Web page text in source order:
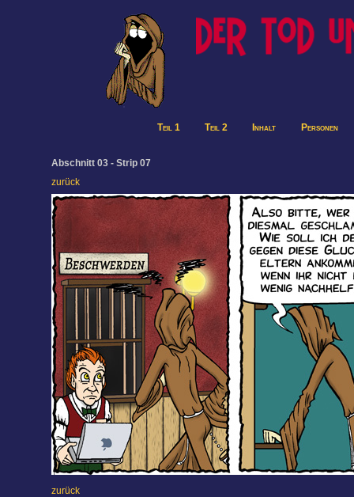
Teil 1 Teil 2 Inhalt Personen
Abschnitt 03 - Strip 07
zurück
zurück